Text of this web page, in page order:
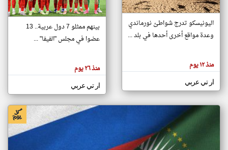
تغيير الدولة
اخبار جزر القمر على مدار الساعة
أهم اخبار جزر القمر العاجلة والمباشرة
هنا عن
وجهة
كاتبيها.
اليونيسكو تدرج شواطئ نورماندي
وعدة مواقع أخرى أحدها في بلد ...
منذ ١٢ يوم
ار تي عربي
بينهم ممثلو 7 دول عربية.. 13
عضوا في مجلس "الفيفا" ...
منذ ٢٦ يوم
ار تي عربي
klyoum.com